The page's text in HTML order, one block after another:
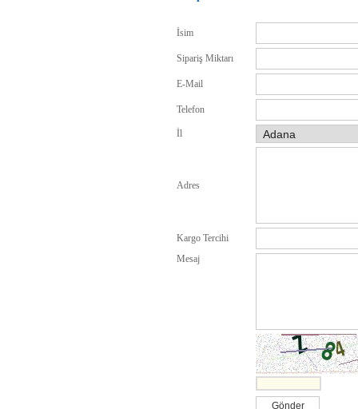
İsim
Sipariş Miktarı
E-Mail
Telefon
İl
Adres
Kargo Tercihi
Mesaj